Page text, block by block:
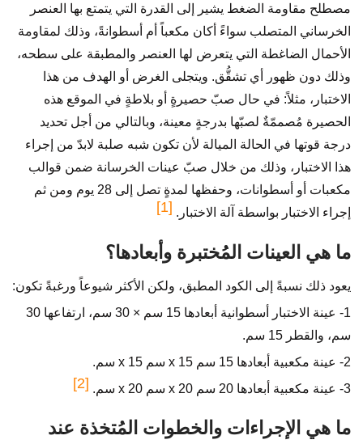
مصطلح مقاومة الضغط يشير إلى القدرة التي يتمتع بها العنصر
الخرساني المتصلب سواءً أكان مكعباً أم أسطوانةً، وذلك لمقاومة
الأحمال الضاغطة التي يتعرض لها العنصر والمطبقة على سطحه،
وذلك دون ظهور أي تشقُّق. ويتجلى الغرض أو الهدف من هذا
الاختبار، مثلاً: في حال صبّ حصيرةٍ أو بلاطةٍ في الموقع هذه
الحصيرة مُصممّةٌ لصبّها بدرجةٍ معينة، وبالتالي من أجل تحديد
درجة قوتها في الحالة الميالة لأن تكون شبه صلبة لابدّ من إجراء
هذا الاختبار، وذلك من خلال صبّ عينات الخرسانة ضمن قوالب
مكعبات أو أسطوانات، وحفظها لمدةٍ تصل إلى 28 يوم ومن ثم
إجراء الاختبار بواسطة آلة الاختبار. [1]
ما هي العينات المُختبرة وأبعادها؟
يعود ذلك نسبةً إلى الكود المطبق، ولكن الأكثر شيوعاً ورغبةً تكون:
1- عينة الاختبار أسطوانية أبعادها 15 سم × 30 سم، ارتفاعها 30
سم، والقطر 15 سم.
2- عينة مكعبية أبعادها 15 سم x 15 سم x 15 سم.
3- عينة مكعبية أبعادها 20 سم x 20 سم x 20 سم.
[2]
ما هي الإجراءات والخطوات المُتخذة عند